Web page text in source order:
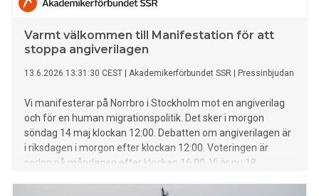
Varmt välkommen till Manifestation för att
stoppa angiverilagen
13.6.2026 13:31:30 CEST Akademikerförbundet SSR Pressinbjudan
Vi manifesterar på Norrbro i Stockholm mot en angiverilag
och för en human migrationspolitik. Det sker i morgon
söndag 14 maj klockan 12:00. Debatten om angiverilagen är
i riksdagen i morgon efter klockan 12:00. Voteringen är
sedan på måndagen efter klockan 16:00. Vi är nu 18